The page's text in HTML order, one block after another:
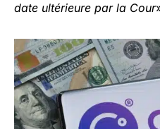
date ultérieure par la Cour